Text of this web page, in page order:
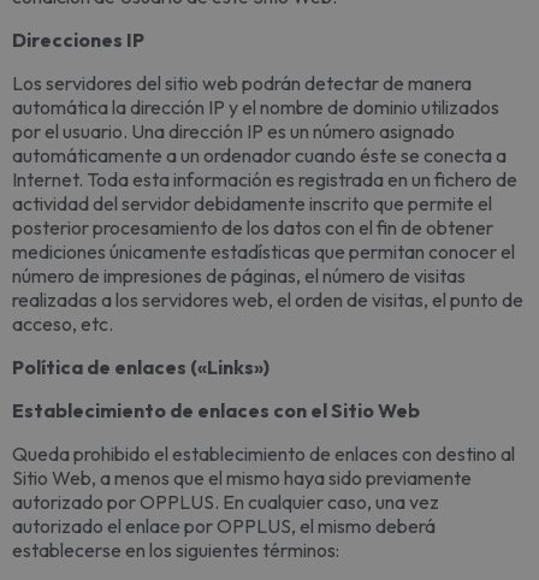
Direcciones IP
Los servidores del sitio web podrán detectar de manera
automática la dirección IP y el nombre de dominio utilizados
por el usuario. Una dirección IP es un número asignado
automáticamente a un ordenador cuando éste se conecta a
Internet. Toda esta información es registrada en un fichero de
actividad del servidor debidamente inscrito que permite el
posterior procesamiento de los datos con el fin de obtener
mediciones únicamente estadísticas que permitan conocer el
número de impresiones de páginas, el número de visitas
realizadas a los servidores web, el orden de visitas, el punto de
acceso, etc.
Política de enlaces («Links»)
Establecimiento de enlaces con el Sitio Web
Queda prohibido el establecimiento de enlaces con destino al
Sitio Web, a menos que el mismo haya sido previamente
autorizado por OPPLUS. En cualquier caso, una vez
autorizado el enlace por OPPLUS, el mismo deberá
establecerse en los siguientes términos: